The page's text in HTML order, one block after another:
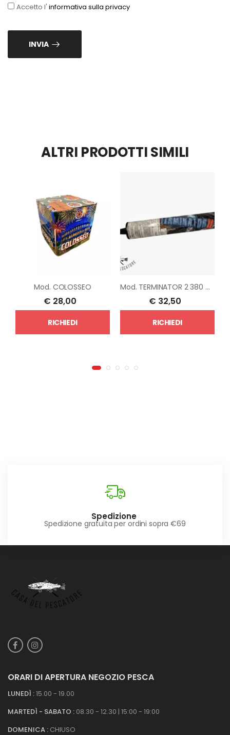
Accetto l' informativa sulla privacy
INVIA
ALTRI PRODOTTI SIMILI
Mod. COLOSSEO
€ 28,00
RICHIEDI
Mod. TERMINATOR 2 380 COLPI
€ 32,50
RICHIEDI
Spedizione
Spedizione gratuita per ordini sopra €69
ORARI DI APERTURA NEGOZIO PESCA
LUNEDÌ :15.00 - 19.00
MARTEDÌ - SABATO : 08.30 - 12.30 | 15:00 - 19:00
DOMENICA : CHIUSO